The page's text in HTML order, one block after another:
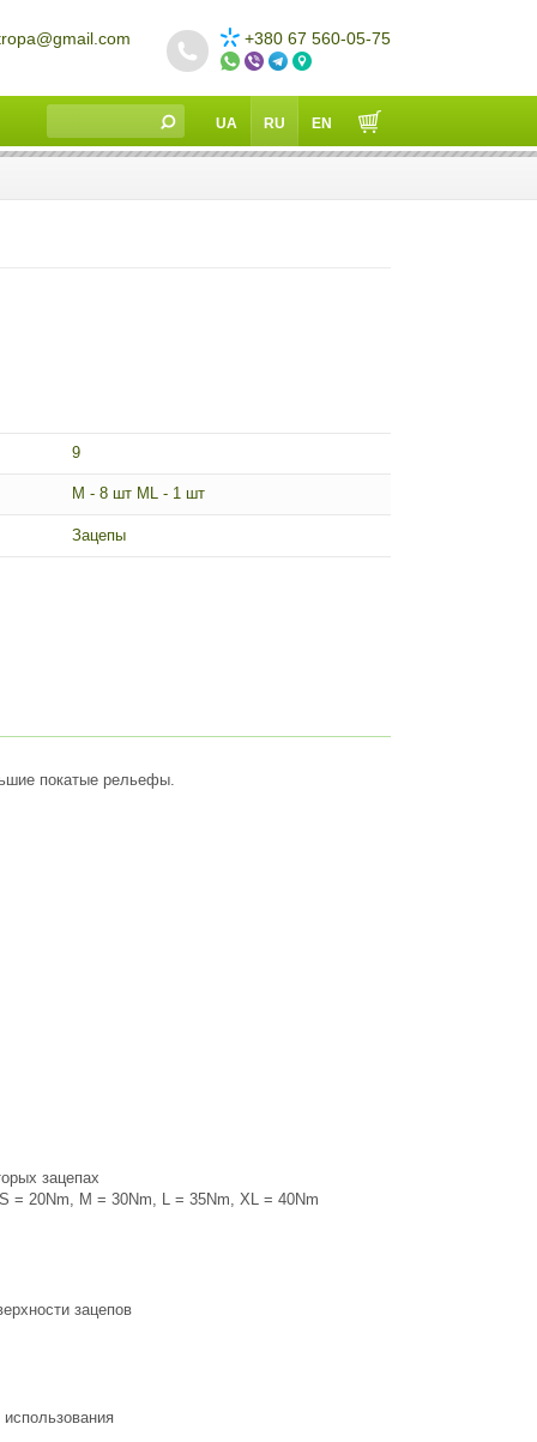
+380 67 560-05-75
UA RU EN
9
M - 8 шт ML - 1 шт
Зацепы
покатые рельефы.
зацепах
= 20Nm, M = 30Nm, L = 35Nm, XL = 40Nm
зацепов